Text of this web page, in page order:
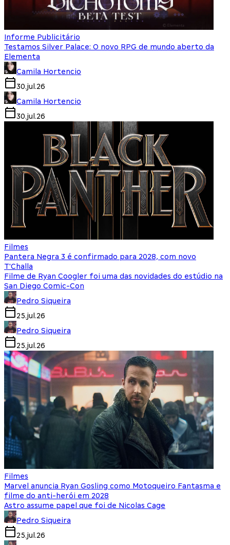
Informe Publicitário
Testamos Silver Palace: O novo RPG de mundo aberto da
Elementa
Camila Hortencio
30.jul.26
Camila Hortencio
30.jul.26
Filmes
Pantera Negra 3 é confirmado para 2028, com novo
T'Challa
Filme de Ryan Coogler foi uma das novidades do estúdio na
San Diego Comic-Con
Pedro Siqueira
25.jul.26
Pedro Siqueira
25.jul.26
Filmes
Marvel anuncia Ryan Gosling como Motoqueiro Fantasma e
filme do anti-herói em 2028
Astro assume papel que foi de Nicolas Cage
Pedro Siqueira
25.jul.26